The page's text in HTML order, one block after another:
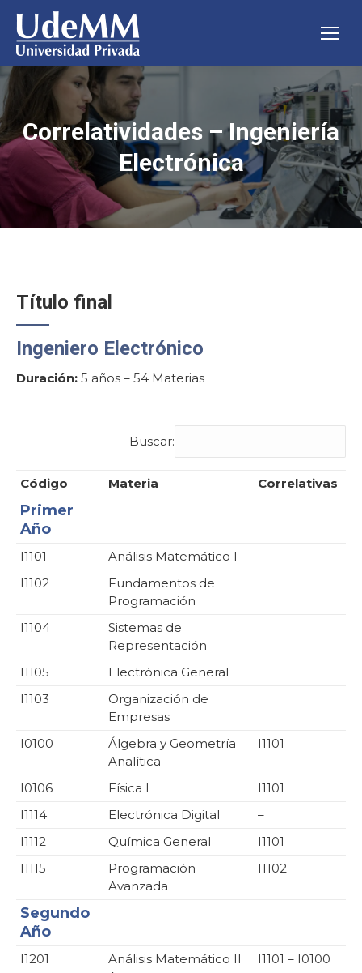
Correlatividades – Ingeniería
Electrónica
Estás aquí:
Título final
Ingeniero Electrónico
Duración: 5 años – 54 Materias
Buscar:
Código Materia Correlativas
Primer
Año
I1101
Análisis Matemático I
I1102
Fundamentos de
Programación
I1104
Sistemas de
Representación
I1105
Electrónica General
I1103
Organización de
Empresas
I0100
Álgebra y Geometría
Analítica
I1101
I0106 Física I
I1101
I1114
Electrónica Digital
–
I1112
Química General
I1101
I1115
Programación
Avanzada
I1102
Segundo
Año
I1201
Análisis Matemático II
I1101 – I0100